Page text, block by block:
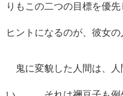
りもこの二つの目標を優
ヒントになるのが、彼女
鬼に変貌した人間は、人
い……。それは禰豆子も例